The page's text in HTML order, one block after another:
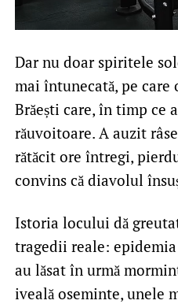
Dar nu doar spiritele
mai întunecată, pe care
Brăești care, în timp ce
răuvoitoare. A auzit
rătăcit ore întregi,
convins că diavolul
Istoria locului dă
tragedii reale:
au lăsat în urmă
iveală oseminte, unele